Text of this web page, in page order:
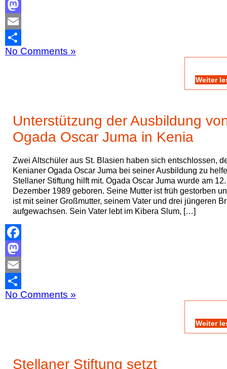
Facebook
Mastodon
Email
Teilen
No Comments »
Weiter
Unterstützung der Ausbildung
Ogada Oscar Juma in Kenia
Zwei Altschüler aus St. Blasien haben sich entschlossen,
Kenianer Ogada Oscar Juma bei seiner Ausbildung zu
Stellaner Stiftung hilft mit. Ogada Oscar Juma wurde am 12.
Dezember 1989 geboren. Seine Mutter ist früh gestorben
ist mit seiner Großmutter, seinem Vater und drei jüngeren
aufgewachsen. Sein Vater lebt im Kibera Slum, […]
Facebook
Mastodon
Email
Teilen
No Comments »
Weiter
Stellaner Stiftung setzt